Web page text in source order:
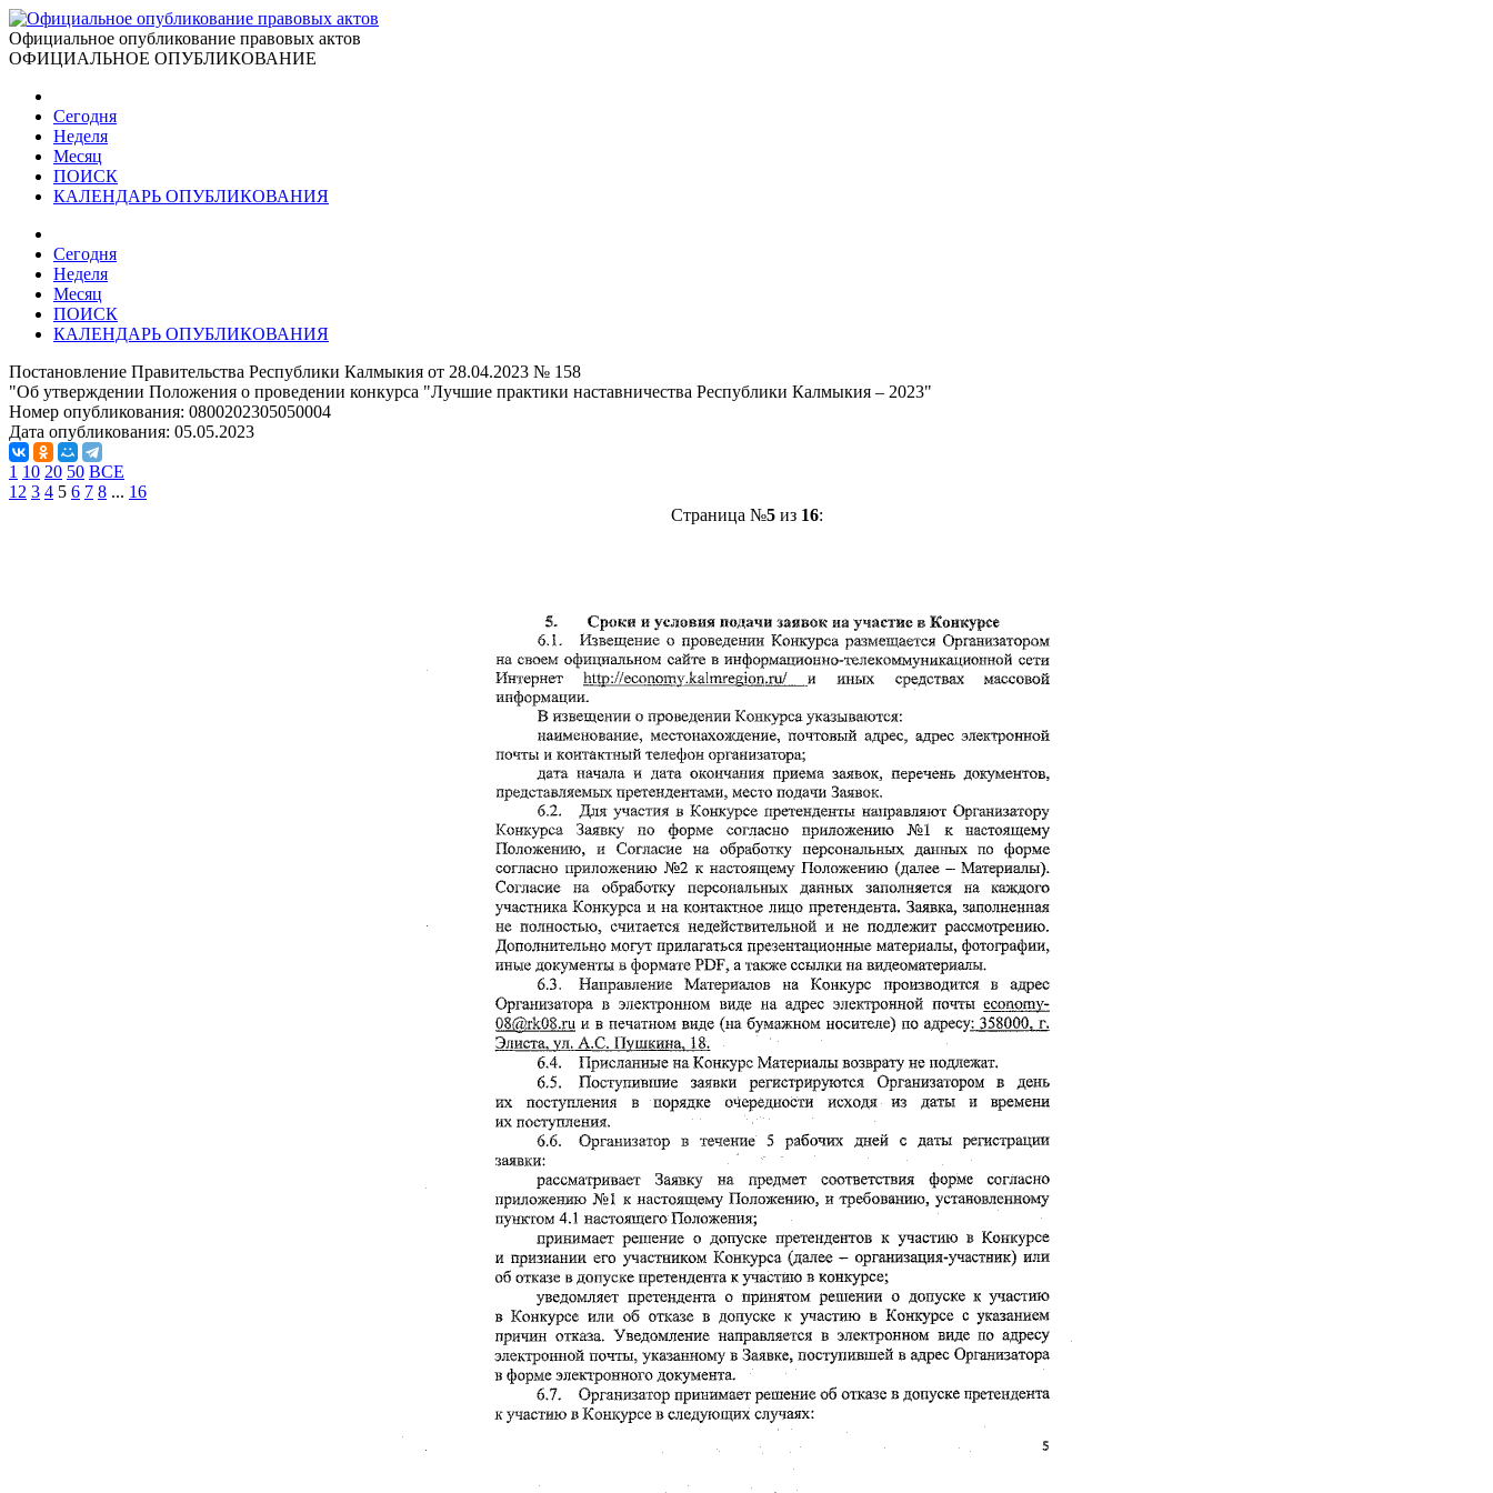
Официальное опубликование правовых актов
ОФИЦИАЛЬНОЕ ОПУБЛИКОВАНИЕ
Сегодня
Неделя
Месяц
ПОИСК
КАЛЕНДАРЬ ОПУБЛИКОВАНИЯ
Сегодня
Неделя
Месяц
ПОИСК
КАЛЕНДАРЬ ОПУБЛИКОВАНИЯ
Постановление Правительства Республики Калмыкия от 28.04.2023 № 158
"Об утверждении Положения о проведении конкурса "Лучшие практики наставничества Республики Калмыкия – 2023"
Номер опубликования: 0800202305050004
Дата опубликования: 05.05.2023
1 10 20 50 ВСЕ
1 2 3 4 5 6 7 8 ... 16
Страница №5из 16: